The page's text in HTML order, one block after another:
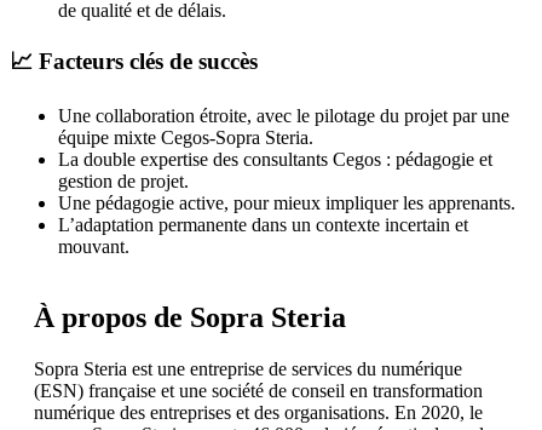
de qualité et de délais.
📈 Facteurs clés de succès
Une collaboration étroite, avec le pilotage du projet par une
équipe mixte Cegos-Sopra Steria.
La double expertise des consultants Cegos : pédagogie et
gestion de projet.
Une pédagogie active, pour mieux impliquer les apprenants.
L’adaptation permanente dans un contexte incertain et
mouvant.
À propos de Sopra Steria
Sopra Steria est une entreprise de services du numérique
(ESN) française et une société de conseil en transformation
numérique des entreprises et des organisations. En 2020, le